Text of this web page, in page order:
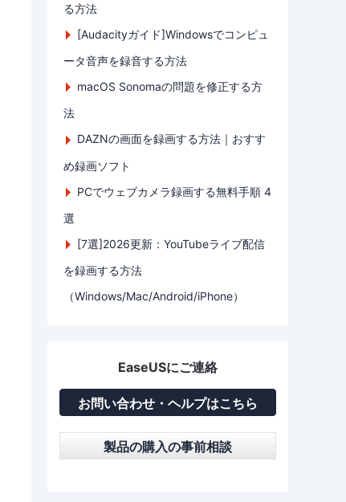
る方法
[Audacityガイド]Windowsでコンピュ
ータ音声を録音する方法
macOS Sonomaの問題を修正する方
法
DAZNの画面を録画する方法｜おすす
め録画ソフト
PCでウェブカメラ録画する無料手順 4
選
[7選]2026更新：YouTubeライブ配信
を録画する方法
（Windows/Mac/Android/iPhone）
EaseUSにご連絡
お問い合わせ・ヘルプはこちら
製品の購入の事前相談